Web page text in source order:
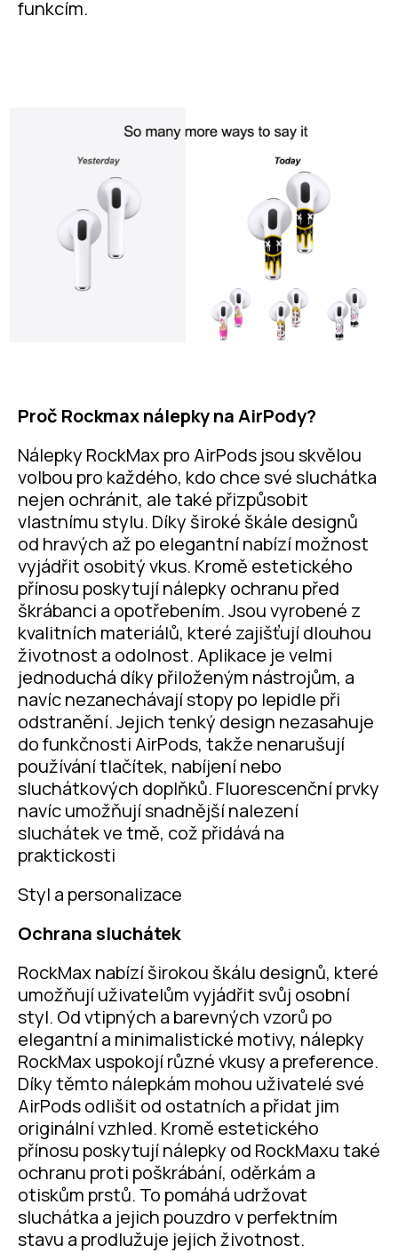
funkcím.
Proč Rockmax nálepky na AirPody?
Nálepky RockMax pro AirPods jsou skvělou
volbou pro každého, kdo chce své sluchátka
nejen ochránit, ale také přizpůsobit
vlastnímu stylu. Díky široké škále designů
od hravých až po elegantní nabízí možnost
vyjádřit osobitý vkus. Kromě estetického
přínosu poskytují nálepky ochranu před
škrábanci a opotřebením. Jsou vyrobené z
kvalitních materiálů, které zajišťují dlouhou
životnost a odolnost. Aplikace je velmi
jednoduchá díky přiloženým nástrojům, a
navíc nezanechávají stopy po lepidle při
odstranění. Jejich tenký design nezasahuje
do funkčnosti AirPods, takže nenarušují
používání tlačítek, nabíjení nebo
sluchátkových doplňků. Fluorescenční prvky
navíc umožňují snadnější nalezení
sluchátek ve tmě, což přidává na
praktickosti​
Styl a personalizace
Ochrana sluchátek
RockMax nabízí širokou škálu designů, které
umožňují uživatelům vyjádřit svůj osobní
styl. Od vtipných a barevných vzorů po
elegantní a minimalistické motivy, nálepky
RockMax uspokojí různé vkusy a preference.
Díky těmto nálepkám mohou uživatelé své
AirPods odlišit od ostatních a přidat jim
originální vzhled. Kromě estetického
přínosu poskytují nálepky od RockMaxu také
ochranu proti poškrábání, oděrkám a
otiskům prstů. To pomáhá udržovat
sluchátka a jejich pouzdro v perfektním
stavu a prodlužuje jejich životnost.